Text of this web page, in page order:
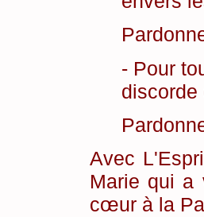
- Pour
discorde
Avec
Marie qui a
cœur à la